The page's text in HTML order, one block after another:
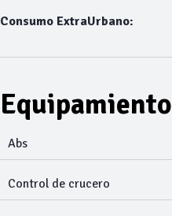
Consumo ExtraUrbano:
Equipamiento
Abs
Control de crucero